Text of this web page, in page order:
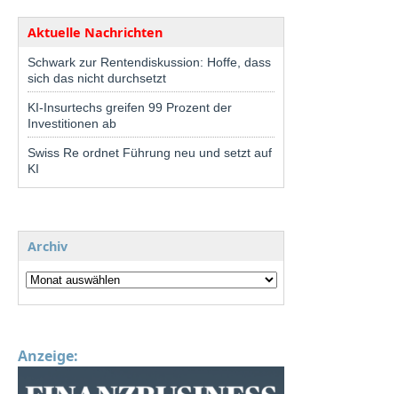
Aktuelle Nachrichten
Schwark zur Rentendiskussion: Hoffe, dass
sich das nicht durchsetzt
KI-Insurtechs greifen 99 Prozent der
Investitionen ab
Swiss Re ordnet Führung neu und setzt auf
KI
Archiv
Anzeige: